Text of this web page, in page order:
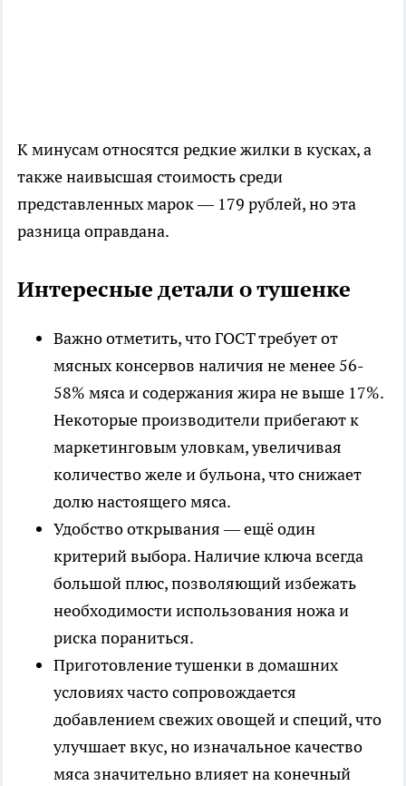
К минусам относятся редкие жилки в кусках, а
также наивысшая стоимость среди
представленных марок — 179 рублей, но эта
разница оправдана.
Интересные детали о тушенке
Важно отметить, что ГОСТ требует от
мясных консервов наличия не менее 56-
58% мяса и содержания жира не выше 17%.
Некоторые производители прибегают к
маркетинговым уловкам, увеличивая
количество желе и бульона, что снижает
долю настоящего мяса.
Удобство открывания — ещё один
критерий выбора. Наличие ключа всегда
большой плюс, позволяющий избежать
необходимости использования ножа и
риска пораниться.
Приготовление тушенки в домашних
условиях часто сопровождается
добавлением свежих овощей и специй, что
улучшает вкус, но изначальное качество
мяса значительно влияет на конечный